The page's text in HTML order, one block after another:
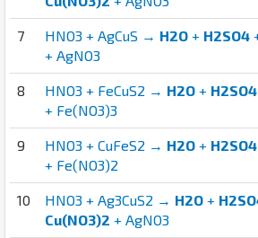
7 HNO3 + AgCuS → H2O + H2SO4
+ AgNO3
8 HNO3 + FeCuS2 → H2O + H2SO4
+ Fe(NO3)3
9 HNO3 + CuFeS2 → H2O + H2SO4
+ Fe(NO3)2
10 HNO3 + Ag3CuS2 → H2O +
Cu(NO3)2 + AgNO3